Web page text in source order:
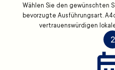
Wählen Sie den gewünschten
bevorzugte Ausführungsart.
vertrauenswürdigen
2